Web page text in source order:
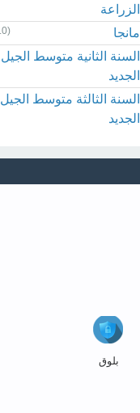
الزراعة
مانجا (11.0ألف)
السنة الثانية متوسط الجيل
الجديد
السنة الثالثة متوسط الجيل
الجديد